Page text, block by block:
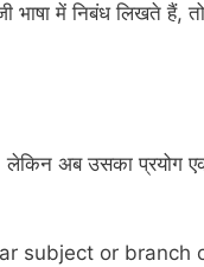
भाषा में निबंध लिखते हैं, तो
लेकिन अब उसका प्रयोग
subject or branch